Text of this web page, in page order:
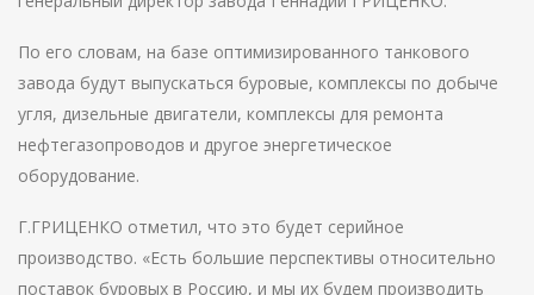
По его словам, на базе оптимизированного танкового
завода будут выпускаться буровые, комплексы по добыче
угля, дизельные двигатели, комплексы для ремонта
нефтегазопроводов и другое энергетическое
оборудование.
Г.ГРИЦЕНКО отметил, что это будет серийное
производство. «Есть большие перспективы относительно
поставок буровых в Россию, и мы их будем производить